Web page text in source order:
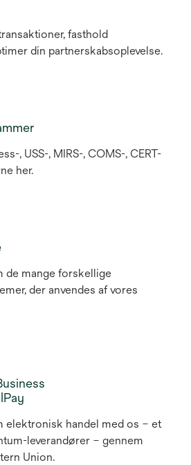
fasthold
din partnerskabsoplevelse.
, USS-, MIRS-, COMS-, CERT-
her.
de mange forskellige
der anvendes af vores
elektronisk handel med os – et
leverandører – gennem
Union.